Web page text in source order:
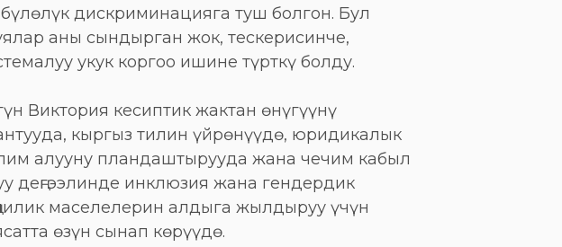
дискриминацияга туш болгон. Бул
аны сындырган жок, тескерисинче,
укук коргоо ишине түрткү болду.
Виктория кесиптик жактан өнүгүүнү
кыргыз тилин үйрөнүүдө, юридикалык
алууну пландаштырууда жана чечим кабыл
деңгээлинде инклюзия жана гендердик
маселелерин алдыга жылдыруу үчүн
өзүн сынап көрүүдө.